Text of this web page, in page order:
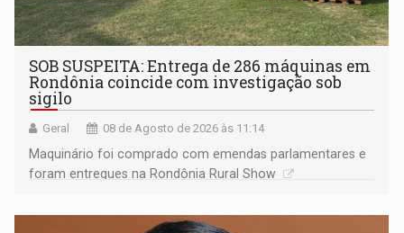
SOB SUSPEITA: Entrega de 286 máquinas em
Rondônia coincide com investigação sob
sigilo
Geral 08 de Agosto de 2026 às 11:14
Maquinário foi comprado com emendas parlamentares e
foram entregues na Rondônia Rural Show